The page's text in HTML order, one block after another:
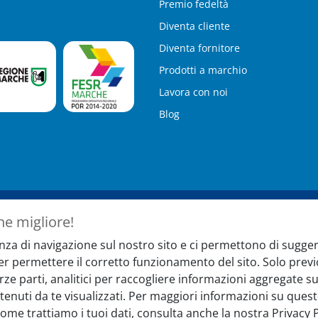
migliore!
di navigazione sul nostro sito e ci permettono di
permettere il corretto funzionamento del sito. Solo
parti, analitici per raccogliere informazioni aggregate
da te visualizzati. Per maggiori informazioni su
trattiamo i tuoi dati, consulta anche la nostra Privacy
Premio fedeltà
Diventa cliente
Diventa fornitore
Prodotti a marchio
Lavora con noi
Blog
novità e iniziative
Hai
Il nostro servizio
nei seguenti
Lun-Ven 08:30-